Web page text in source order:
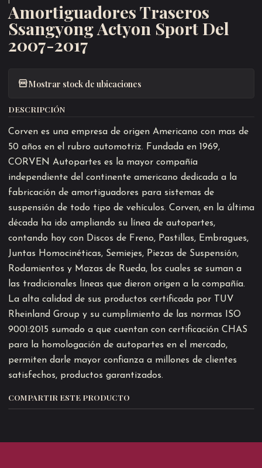
Amortiguadores Traseros
Ssangyong Actyon Sport Del
2007-2017
Mostrar stock de ubicaciones
DESCRIPCIÓN
Corven es una empresa de origen Americano con mas de
50 años en el rubro automotriz. Fundada en 1969,
CORVEN Autopartes es la mayor compañía
independiente del continente americano dedicada a la
fabricación de amortiguadores para sistemas de
suspensión de todo tipo de vehículos. Corven, en la última
década ha ido ampliando su línea de autopartes,
contando hoy con Discos de Freno, Pastillas, Embragues,
Juntas Homocinéticas, Semiejes, Piezas de Suspensión,
Rodamientos y Mazas de Rueda, los cuales se suman a
las tradicionales líneas que dieron origen a la compañía.
La alta calidad de sus productos certificada por TUV
Rheinland Group y su cumplimiento de las normas ISO
9001:2015 sumado a que cuentan con certificación CHAS
para la homologación de autopartes en el mercado,
permiten darle mayor confianza a millones de clientes
satisfechos, productos garantizados.
COMPARTIR ESTE PRODUCTO